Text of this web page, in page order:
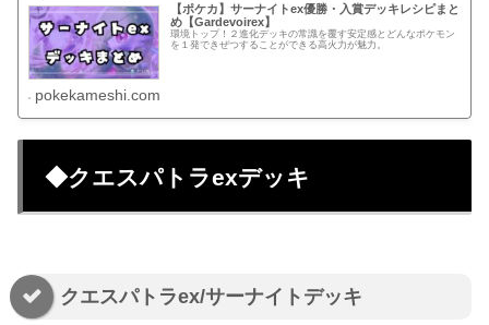
【ポケカ】サーナイトex優勝・入賞デッキレシピまと
め【Gardevoirex】
環境トップ！２進化デッキの常識を覆す安定感とどんなポケモン
を１発できぜつすることができる高火力が魅力。
pokekameshi.com
◆クエスパトラexデッキ
クエスパトラex/サーナイトデッキ